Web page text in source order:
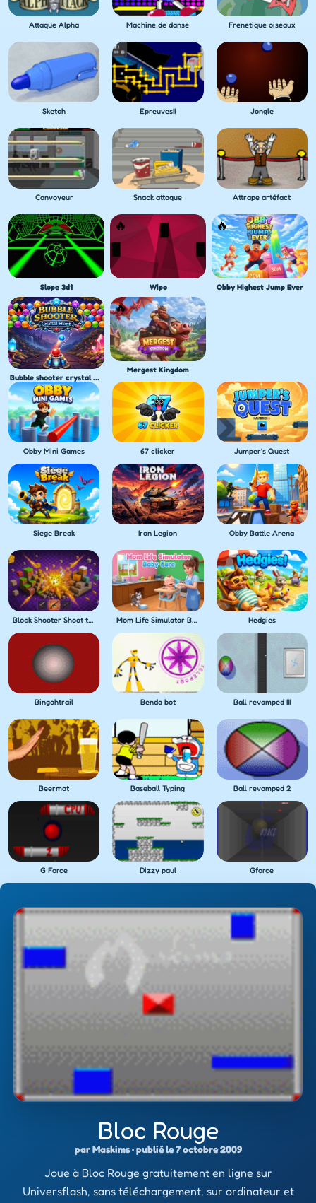
Attaque Alpha Machine de danse Frenetique oiseaux
Sketch EpreuvesII Jongle
Convoyeur Snack attaque Attrape artéfact
Bloc Rouge
par Maskims · publié le 7 octobre 2009
Joue à Bloc Rouge gratuitement en ligne sur
Universflash, sans téléchargement, sur ordinateur et
Slope 3d1 Wipo Obby Highest Jump Ever
Bubble shooter crystal hunt
Mergest Kingdom
Obby Mini Games 67 clicker Jumper's Quest
Siege Break Iron Legion Obby Battle Arena
Block Shooter Shoot the Blocks! Mom Life Simulator Baby Care Hedgies
Bingohtrail Benda bot Ball revamped III
Beermat Baseball Typing Ball revamped 2
G Force Dizzy paul Gforce